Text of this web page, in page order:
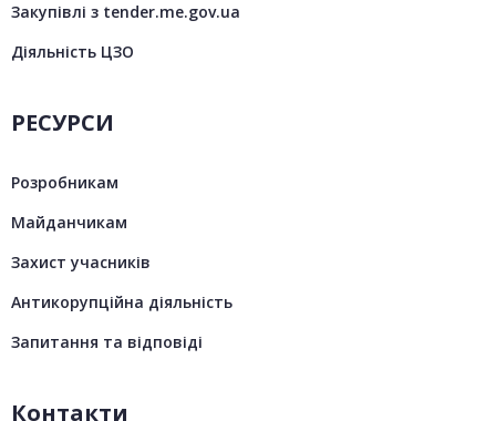
Закупівлі з tender.me.gov.ua
Діяльність ЦЗО
РЕСУРСИ
Розробникам
Майданчикам
Захист учасників
Антикорупційна діяльність
Запитання та відповіді
Контакти